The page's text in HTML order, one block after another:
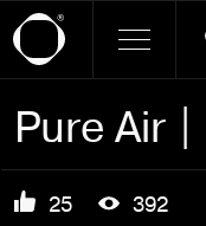
Pure Air
25 392